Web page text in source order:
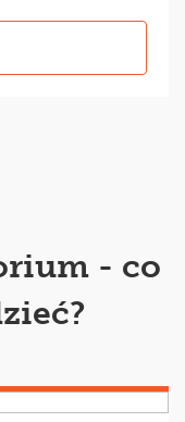
- co